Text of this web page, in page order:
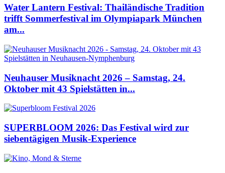
Water Lantern Festival: Thailändische Tradition
trifft Sommerfestival im Olympiapark München
am...
Neuhauser Musiknacht 2026 – Samstag, 24.
Oktober mit 43 Spielstätten in...
SUPERBLOOM 2026: Das Festival wird zur
siebentägigen Musik-Experience